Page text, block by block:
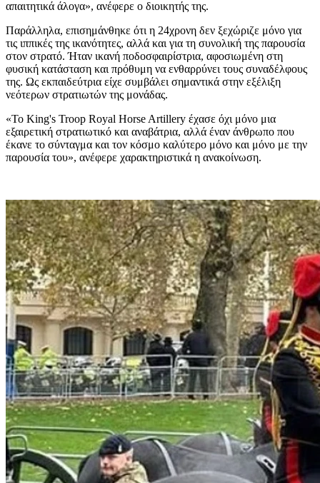
απαιτητικά άλογα», ανέφερε ο διοικητής της.
Παράλληλα, επισημάνθηκε ότι η 24χρονη δεν ξεχώριζε μόνο για
τις ιππικές της ικανότητες, αλλά και για τη συνολική της παρουσία
στον στρατό. Ήταν ικανή ποδοσφαιρίστρια, αφοσιωμένη στη
φυσική κατάσταση και πρόθυμη να ενθαρρύνει τους συναδέλφους
της. Ως εκπαιδεύτρια είχε συμβάλει σημαντικά στην εξέλιξη
νεότερων στρατιωτών της μονάδας.
«Το King's Troop Royal Horse Artillery έχασε όχι μόνο μια
εξαιρετική στρατιωτικό και αναβάτρια, αλλά έναν άνθρωπο που
έκανε το σύνταγμα και τον κόσμο καλύτερο μόνο και μόνο με την
παρουσία του», ανέφερε χαρακτηριστικά η ανακοίνωση.